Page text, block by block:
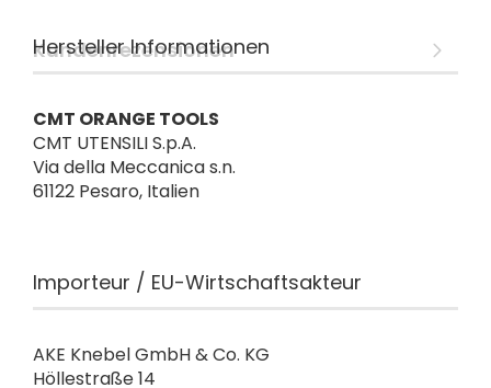
Kundenrezensionen
Hersteller Informationen
CMT ORANGE TOOLS
CMT UTENSILI S.p.A.
Via della Meccanica s.n.
61122 Pesaro, Italien
Importeur / EU-Wirtschaftsakteur
AKE Knebel GmbH & Co. KG
Höllestraße 14